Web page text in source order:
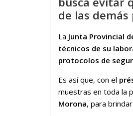
de las demás
La Junta Provincial
técnicos de su
protocolos de
Es así que, con el
muestras en toda la
Morona, para